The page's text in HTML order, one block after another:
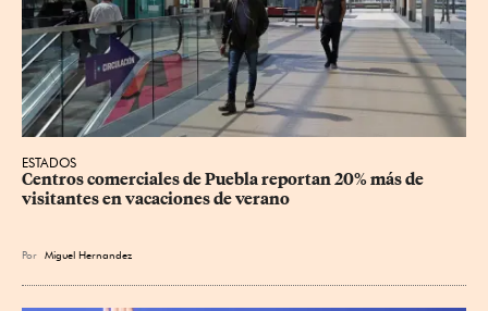
ESTADOS
Centros comerciales de Puebla reportan 20% más de
visitantes en vacaciones de verano
Por Miguel Hernandez